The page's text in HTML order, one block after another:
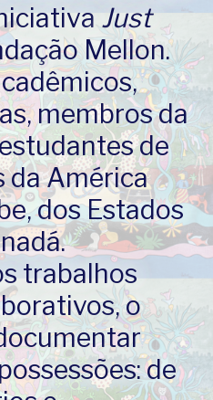
Just
Mellon.
membros da
de
da América
dos Estados
trabalhos
o
de